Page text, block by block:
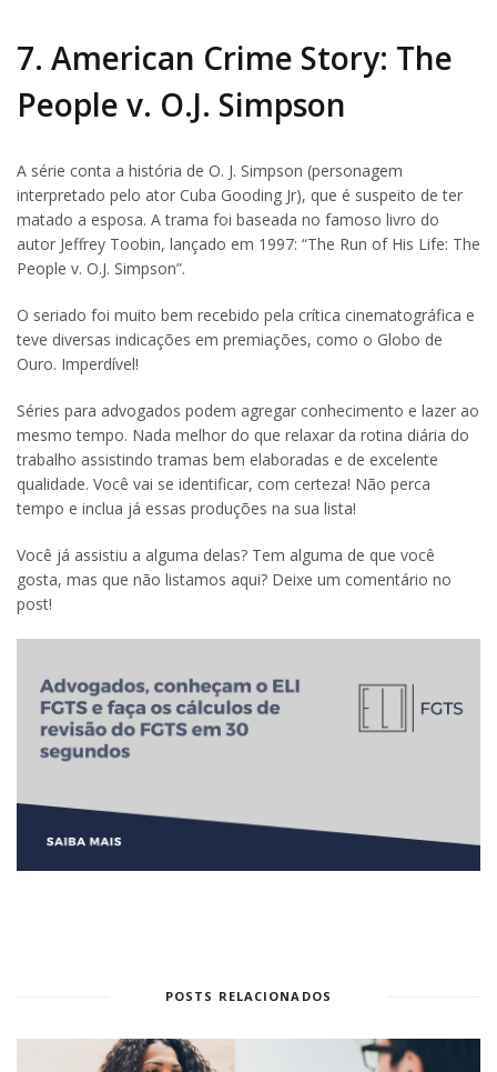
7. American Crime Story: The
People v. O.J. Simpson
A série conta a história de O. J. Simpson (personagem
interpretado pelo ator Cuba Gooding Jr), que é suspeito de ter
matado a esposa. A trama foi baseada no famoso livro do
autor Jeffrey Toobin, lançado em 1997: “The Run of His Life: The
People v. O.J. Simpson”.
O seriado foi muito bem recebido pela crítica cinematográfica e
teve diversas indicações em premiações, como o Globo de
Ouro. Imperdível!
Séries para advogados podem agregar conhecimento e lazer ao
mesmo tempo. Nada melhor do que relaxar da rotina diária do
trabalho assistindo tramas bem elaboradas e de excelente
qualidade. Você vai se identificar, com certeza! Não perca
tempo e inclua já essas produções na sua lista!
Você já assistiu a alguma delas? Tem alguma de que você
gosta, mas que não listamos aqui? Deixe um comentário no
post!
POSTS RELACIONADOS